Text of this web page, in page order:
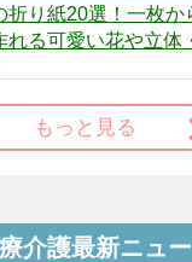
折り紙20選！一枚か
れる可愛い花や立体
もっと見る
介護最新ニュ